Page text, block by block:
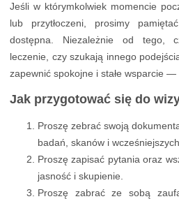
Jeśli w którymkolwiek momencie
lub przytłoczeni, prosimy
dostępna. Niezależnie od tego,
leczenie, czy szukają innego
zapewnić spokojne i stałe wsparcie —
Jak przygotować się do
Proszę zebrać swoją
badań, skanów i
Proszę zapisać pytania oraz
jasność i skupienie.
Proszę zabrać ze sobą